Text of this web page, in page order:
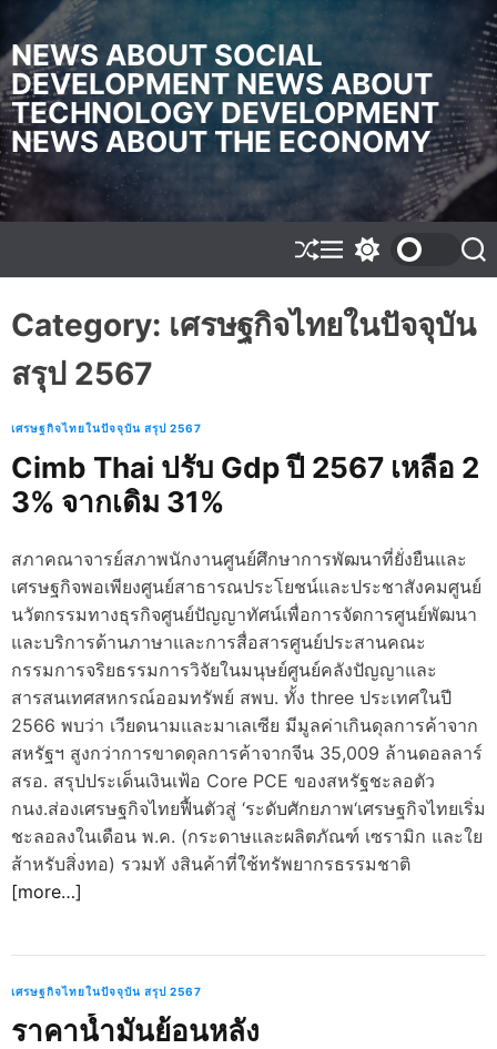
i
p
t
o
c
o
n
n
NEWS ABOUT SOCIAL
DEVELOPMENT NEWS ABOUT
TECHNOLOGY DEVELOPMENT
NEWS ABOUT THE ECONOMY
S
h
f
f
M
e
u
w
t
c
m
o
S
e
r
c
Category: เศรษฐกิจไทยในปัจจุบัน
สรุป 2567
เศรษฐกิจไทยในปัจจุบัน สรุป 2567
Cimb Thai ปรับ Gdp ปี 2567 เหลือ 2
3% จากเดิม 31%
สภาคณาจารย์สภาพนักงานศูนย์ศึกษาการพัฒนาที่ยั่งยืนและ
เศรษฐกิจพอเพียงศูนย์สาธารณประโยชน์และประชาสังคมศูนย์
นวัตกรรมทางธุรกิจศูนย์ปัญญาทัศน์เพื่อการจัดการศูนย์พัฒนา
และบริการด้านภาษาและการสื่อสารศูนย์ประสานคณะ
กรรมการจริยธรรมการวิจัยในมนุษย์ศูนย์คลังปัญญาและ
สารสนเทศสหกรณ์ออมทรัพย์ สพบ. ทั้ง three ประเทศในปี
2566 พบว่า เวียดนามและมาเลเซีย มีมูลค่าเกินดุลการค้าจาก
สหรัฐฯ สูงกว่าการขาดดุลการค้าจากจีน 35,009 ล้านดอลลาร์
สรอ. สรุปประเด็นเงินเฟ้อ Core PCE ของสหรัฐชะลอตัว
กนง.ส่องเศรษฐกิจไทยฟื้นตัวสู่ ‘ระดับศักยภาพ‘เศรษฐกิจไทยเริ่ม
ชะลอลงในเดือน พ.ค. (กระดาษและผลิตภัณฑ์ เซรามิก และใย
ส้าหรับสิ่งทอ) รวมทั งสินค้าที่ใช้ทรัพยากรธรรมชาติ
[more…]
เศรษฐกิจไทยในปัจจุบัน สรุป 2567
ราคาน้ำมันย้อนหลัง